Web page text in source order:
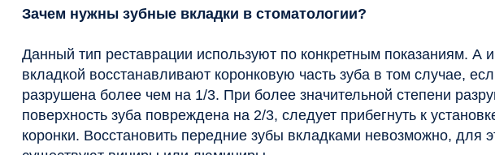
Вкладки и виниры — в чем отличие?
И вкладки, и виниры относятся к технологии микропротезирования и служат для
восстановления разрушенных зубов. Однако между ними существуют
принципиальные отличия.
Вкладки Виниры